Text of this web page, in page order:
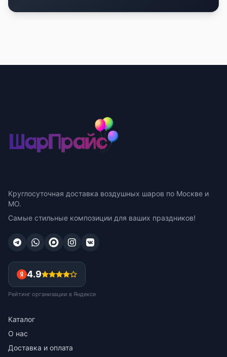
Круглосуточная доставка воздушных шаров по Москве и
МО.
Самые стильные композиции для ваших праздников!
4.9
Рейтинг организации в Яндексе
Каталог
О нас
Доставка и оплата